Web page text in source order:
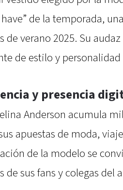
de la temporada,
de verano 2025. Su
de estilo y
y presencia
Anderson acumula
apuestas de moda,
de la modelo se
de sus fans y colegas del